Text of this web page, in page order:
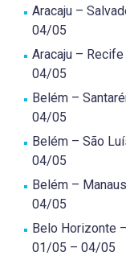
Aracaju –
04/05
Aracaju –
04/05
Belém –
04/05
Belém – São
04/05
Belém –
04/05
Belo Horizonte
01/05 – 04/05